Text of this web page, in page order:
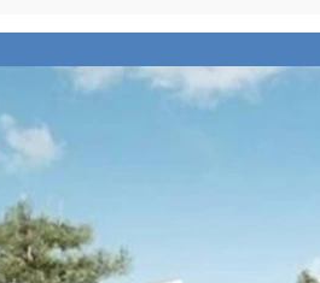
Las casas de contenedores prefabricadas y
planas de Shandong Quality Integrated House
mientras que la casa contenedor expandible se
despliega para duplicar su área en minutos.